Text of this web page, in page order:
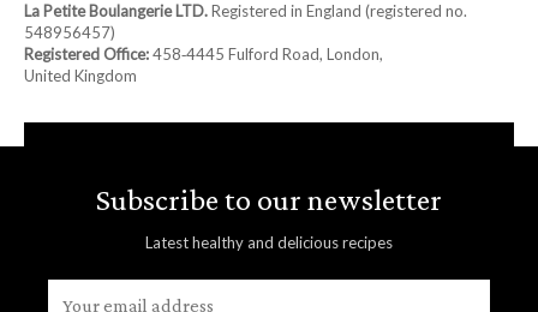
La Petite Boulangerie LTD.Registered in England (registered no.
548956457)
Registered Office:458‑4445 Fulford Road, London,
United Kingdom
Subscribe to our newsletter
Latest healthy and delicious recipes